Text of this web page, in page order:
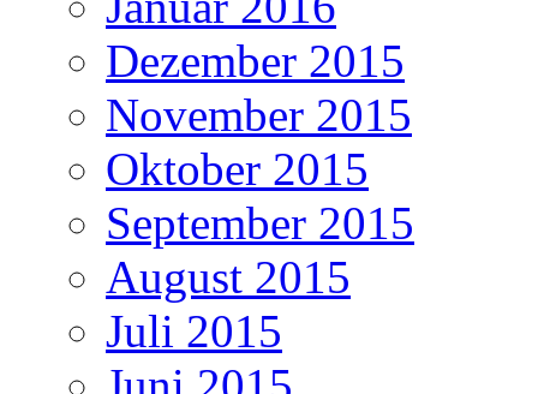
Dezember 2015
November 2015
Oktober 2015
September 2015
August 2015
Juli 2015